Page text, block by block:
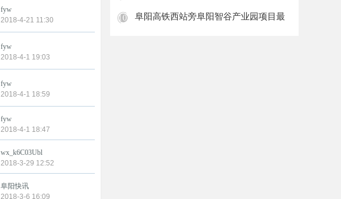
fyw
2018-4-21 11:30
fyw
2018-4-1 19:03
fyw
2018-4-1 18:59
fyw
2018-4-1 18:47
wx_k6C03Ubl
2018-3-29 12:52
阜阳快讯
2018-3-6 16:09
10
阜阳高铁西站旁阜阳智谷产业园项目最